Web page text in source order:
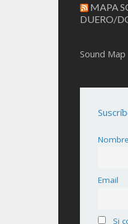
MAPA
DUERO/
Sound Map
Email
Si